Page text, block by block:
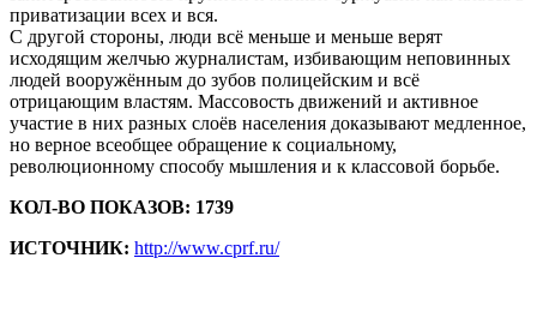
приватизации всех и вся.
С другой стороны, люди всё меньше и меньше верят
исходящим желчью журналистам, избивающим неповинных
людей вооружённым до зубов полицейским и всё
отрицающим властям. Массовость движений и активное
участие в них разных слоёв населения доказывают медленное,
но верное всеобщее обращение к социальному,
революционному способу мышления и к классовой борьбе.
КОЛ-ВО ПОКАЗОВ: 1739
ИСТОЧНИК: http://www.cprf.ru/